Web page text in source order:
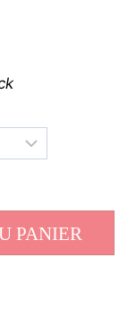
PANIER